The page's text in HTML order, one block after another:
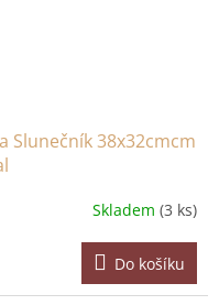
Slunečník 38x32cmcm
Skladem (3 ks)
Do košíku